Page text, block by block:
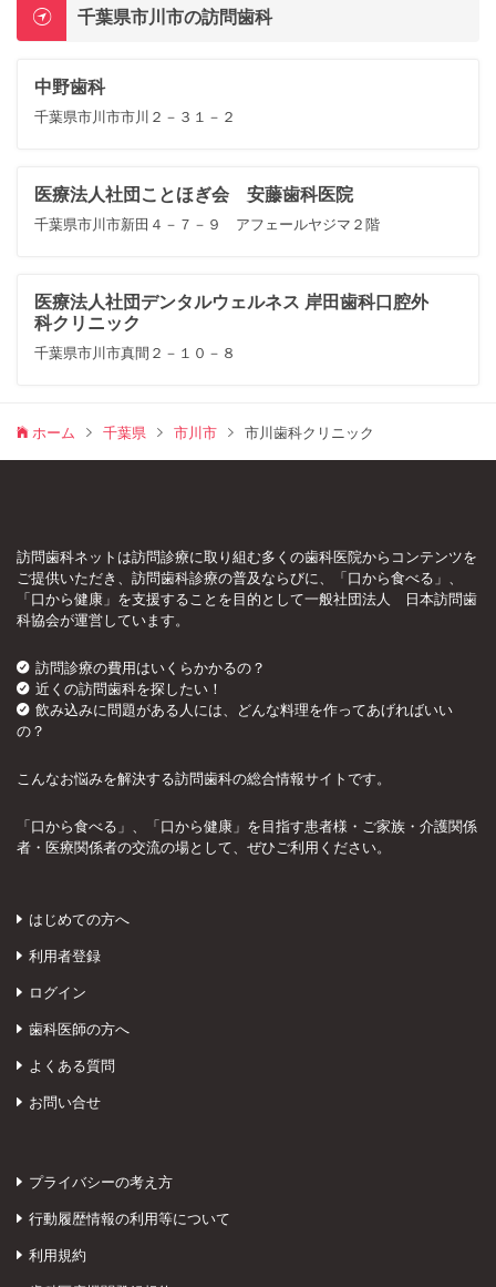
千葉県市川市の訪問歯科
中野歯科
千葉県市川市市川２－３１－２
医療法人社団ことほぎ会 安藤歯科医院
千葉県市川市新田４－７－９ アフェールヤジマ２階
医療法人社団デンタルウェルネス 岸田歯科口腔外
科クリニック
千葉県市川市真間２－１０－８
ホーム 千葉県 市川市 市川歯科クリニック
訪問歯科ネットは訪問診療に取り組む多くの歯科医院からコンテンツを
ご提供いただき、訪問歯科診療の普及ならびに、「口から食べる」、
「口から健康」を支援することを目的として一般社団法人 日本訪問歯
科協会が運営しています。
訪問診療の費用はいくらかかるの？
近くの訪問歯科を探したい！
飲み込みに問題がある人には、どんな料理を作ってあげればいい
の？
こんなお悩みを解決する訪問歯科の総合情報サイトです。
「口から食べる」、「口から健康」を目指す患者様・ご家族・介護関係
者・医療関係者の交流の場として、ぜひご利用ください。
はじめての方へ
利用者登録
ログイン
歯科医師の方へ
よくある質問
お問い合せ
プライバシーの考え方
行動履歴情報の利用等について
利用規約